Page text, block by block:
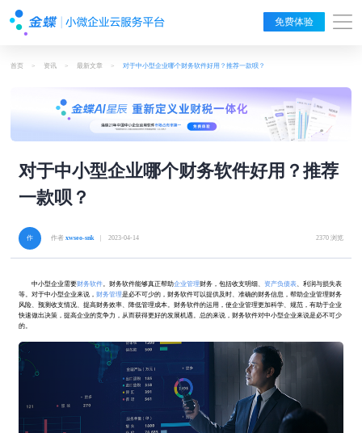
免费体验
首页 > 资讯 > 最新文章 > 对于中小型企业哪个财务软件好用？推荐一款呗？
对于中小型企业哪个财务软件好用？推荐
一款呗？
作者xwseo-snk| 2023-04-14 2370 浏览
中小型企业需要财务软件。财务软件能够真正帮助企业管理财务，包括收支明细、资产负债表、利润与损失表
等。对于中小型企业来说，财务管理是必不可少的，财务软件可以提供及时、准确的财务信息，帮助企业管理财务
风险、预测收支情况、提高财务效率、降低管理成本。财务软件的运用，使企业管理更加科学、规范，有助于企业
快速做出决策，提高企业的竞争力，从而获得更好的发展机遇。总的来说，财务软件对中小型企业来说是必不可少
的。